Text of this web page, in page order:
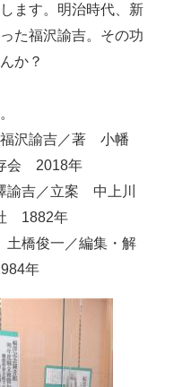
ます。明治時代、新
た福沢諭吉。その功
か？
福沢諭吉／著 小幡
会 2018年
吉／立案 中上川
1882年
土橋俊一／編集・解
年